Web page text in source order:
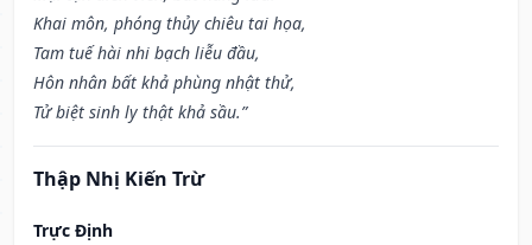
Khai môn, phóng thủy chiêu tai họa,
Tam tuế hài nhi bạch liễu đầu,
Hôn nhân bất khả phùng nhật thử,
Tử biệt sinh ly thật khả sầu.”
Thập Nhị Kiến Trừ
Trực Định